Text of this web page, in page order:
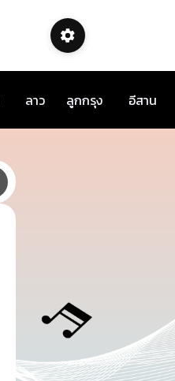
ลาว ลูกกรุง อีสาน